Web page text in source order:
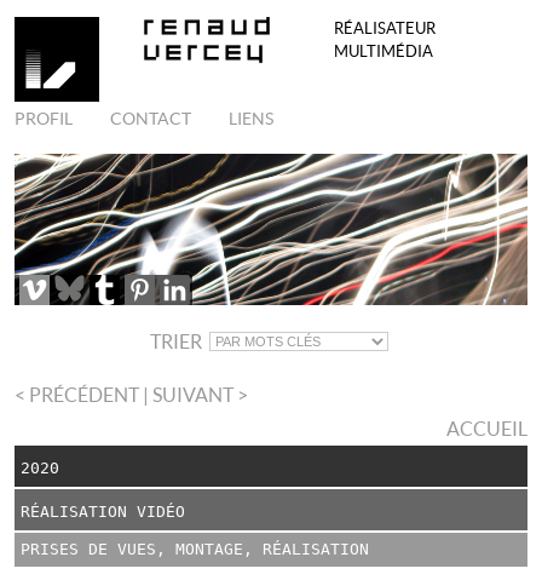
RÉALISATEUR
MULTIMÉDIA
PROFIL CONTACT LIENS
TRIER
< PRÉCÉDENT | SUIVANT >
ACCUEIL
2020
RÉALISATION VIDÉO
PRISES DE VUES, MONTAGE, RÉALISATION